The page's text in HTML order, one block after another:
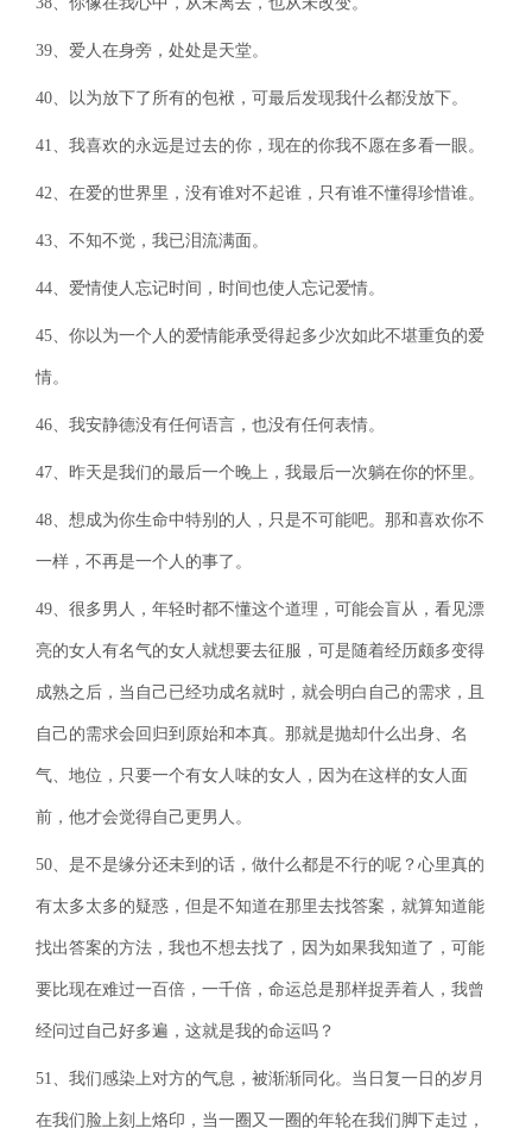
39、爱人在身旁，处处是天堂。
40、以为放下了所有的包袱，可最后发现我什么都没放下。
41、我喜欢的永远是过去的你，现在的你我不愿在多看一眼。
42、在爱的世界里，没有谁对不起谁，只有谁不懂得珍惜谁。
43、不知不觉，我已泪流满面。
44、爱情使人忘记时间，时间也使人忘记爱情。
45、你以为一个人的爱情能承受得起多少次如此不堪重负的爱
情。
46、我安静德没有任何语言，也没有任何表情。
47、昨天是我们的最后一个晚上，我最后一次躺在你的怀里。
48、想成为你生命中特别的人，只是不可能吧。那和喜欢你不
一样，不再是一个人的事了。
49、很多男人，年轻时都不懂这个道理，可能会盲从，看见漂
亮的女人有名气的女人就想要去征服，可是随着经历颇多变得
成熟之后，当自己已经功成名就时，就会明白自己的需求，且
自己的需求会回归到原始和本真。那就是抛却什么出身、名
气、地位，只要一个有女人味的女人，因为在这样的女人面
前，他才会觉得自己更男人。
50、是不是缘分还未到的话，做什么都是不行的呢？心里真的
有太多太多的疑惑，但是不知道在那里去找答案，就算知道能
找出答案的方法，我也不想去找了，因为如果我知道了，可能
要比现在难过一百倍，一千倍，命运总是那样捉弄着人，我曾
经问过自己好多遍，这就是我的命运吗？
51、我们感染上对方的气息，被渐渐同化。当日复一日的岁月
在我们脸上刻上烙印，当一圈又一圈的年轮在我们脚下走过，